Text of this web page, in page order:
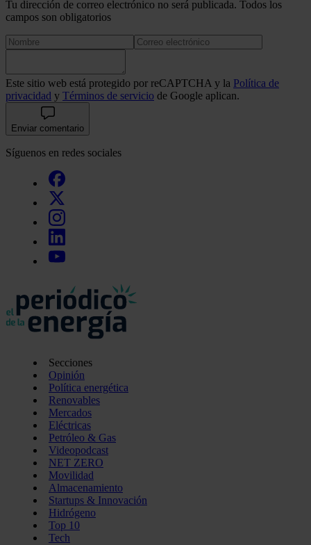
Tu dirección de correo electrónico no será publicada. Todos los
campos son obligatorios
Este sitio web está protegido por reCAPTCHA y la Política de
privacidad y Términos de servicio de Google aplican.
Enviar comentario
Síguenos en redes sociales
Secciones
Opinión
Política energética
Renovables
Mercados
Eléctricas
Petróleo & Gas
Videopodcast
NET ZERO
Movilidad
Almacenamiento
Startups & Innovación
Hidrógeno
Top 10
Tech